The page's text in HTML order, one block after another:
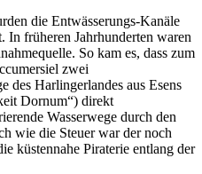
die Entwässerungs-Kanäle
In früheren Jahrhunderten waren
So kam es, dass zum
zwei
des Harlingerlandes aus Esens
Dornum“) direkt
Wasserwege durch den
wie die Steuer war der noch
küstennahe Piraterie entlang der